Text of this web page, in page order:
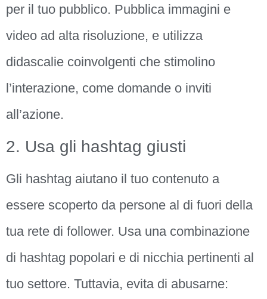
per il tuo pubblico. Pubblica immagini e
video ad alta risoluzione, e utilizza
didascalie coinvolgenti che stimolino
l’interazione, come domande o inviti
all’azione.
2. Usa gli hashtag giusti
Gli hashtag aiutano il tuo contenuto a
essere scoperto da persone al di fuori della
tua rete di follower. Usa una combinazione
di hashtag popolari e di nicchia pertinenti al
tuo settore. Tuttavia, evita di abusarne: